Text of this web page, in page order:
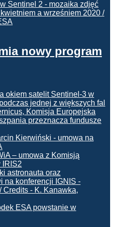
nowy program
przeznacza fundusze
– umowa z Komisją
IRIS2
ESA powstanie w